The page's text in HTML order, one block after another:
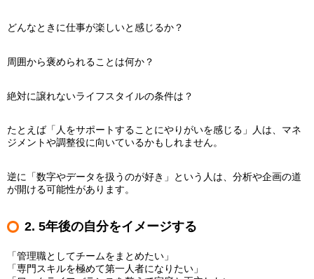
どんなときに仕事が楽しいと感じるか？
周囲から褒められることは何か？
絶対に譲れないライフスタイルの条件は？
たとえば「人をサポートすることにやりがいを感じる」人は、マネ
ジメントや調整役に向いているかもしれません。
逆に「数字やデータを扱うのが好き」という人は、分析や企画の道
が開ける可能性があります。
2. 5年後の自分をイメージする
「管理職としてチームをまとめたい」
「専門スキルを極めて第一人者になりたい」